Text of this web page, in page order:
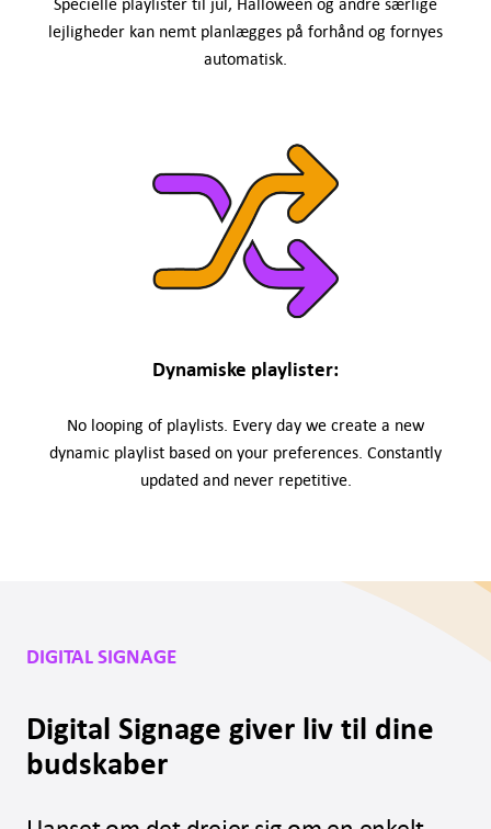
lejligheder kan nemt planlægges på forhånd og fornyes
automatisk.
Dynamiske playlister:
No looping of playlists. Every day we create a new
dynamic playlist based on your preferences. Constantly
updated and never repetitive.
DIGITAL SIGNAGE
Digital Signage giver liv til dine
budskaber